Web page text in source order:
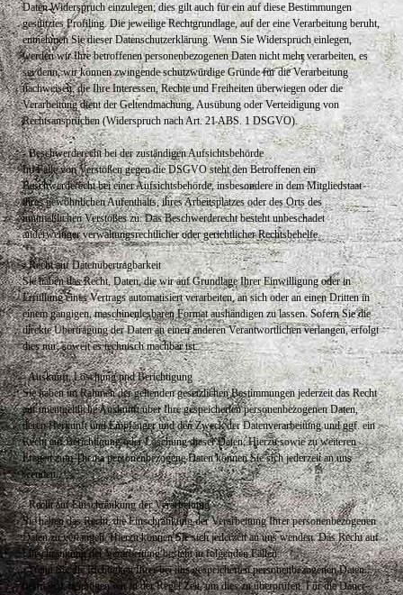
Daten Widerspruch einzulegen; dies gilt auch für ein auf diese Bestimmungen
gestütztes Profiling. Die jeweilige Rechtgrundlage, auf der eine Verarbeitung beruht,
entnehmen Sie dieser Datenschutzerklärung. Wenn Sie Widerspruch einlegen,
werden wir Ihre betroffenen personenbezogenen Daten nicht mehr verarbeiten, es
sei denn, wir können zwingende schutzwürdige Gründe für die Verarbeitung
nachweisen, die Ihre Interessen, Rechte und Freiheiten überwiegen oder die
Verarbeitung dient der Geltendmachung, Ausübung oder Verteidigung von
Rechtsansprüchen (Widerspruch nach Art. 21 ABS. 1 DSGVO).
- Beschwerderecht bei der zuständigen Aufsichtsbehörde
Im Falle von Verstößen gegen die DSGVO steht den Betroffenen ein
Beschwerderecht bei einer Aufsichtsbehörde, insbesondere in dem Mitgliedstaat
ihres gewöhnlichen Aufenthalts, ihres Arbeitsplatzes oder des Orts des
mutmaßlichen Verstoßes zu. Das Beschwerderecht besteht unbeschadet
anderweitiger verwaltungsrechtlicher oder gerichtlicher Rechtsbehelfe.
- Recht auf Datenübertragbarkeit
Sie haben das Recht, Daten, die wir auf Grundlage Ihrer Einwilligung oder in
Erfüllung eines Vertrags automatisiert verarbeiten, an sich oder an einen Dritten in
einem gängigen, maschinenlesbaren Format aushändigen zu lassen. Sofern Sie die
direkte Übertragung der Daten an einen anderen Verantwortlichen verlangen, erfolgt
dies nur, soweit es technisch machbar ist.
- Auskunft, Löschung und Berichtigung
Sie haben im Rahmen der geltenden gesetzlichen Bestimmungen jederzeit das Recht
auf unentgeltliche Auskunft über Ihre gespeicherten personenbezogenen Daten,
deren Herkunft und Empfänger und den Zweck der Datenverarbeitung und ggf. ein
Recht auf Berichtigung oder Löschung dieser Daten. Hierzu sowie zu weiteren
Fragen zum Thema personenbezogene Daten können Sie sich jederzeit an uns
wenden.
- Recht auf Einschränkung der Verarbeitung
Sie haben das Recht, die Einschränkung der Verarbeitung Ihrer personenbezogenen
Daten zu verlangen. Hierzu können Sie sich jederzeit an uns wenden. Das Recht auf
Einschränkung der Verarbeitung besteht in folgenden Fällen:
• Wenn Sie die Richtigkeit Ihrer bei uns gespeicherten personenbezogenen Daten
bestreiten, benötigen wir in der Regel Zeit, um dies zu überprüfen. Für die Dauer